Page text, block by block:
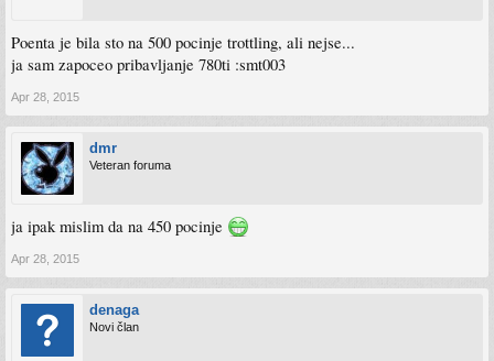
Poenta je bila sto na 500 pocinje trottling, ali nejse...
ja sam zapoceo pribavljanje 780ti :smt003
Apr 28, 2015
dmr
Veteran foruma
ja ipak mislim da na 450 pocinje
Apr 28, 2015
denaga
Novi član